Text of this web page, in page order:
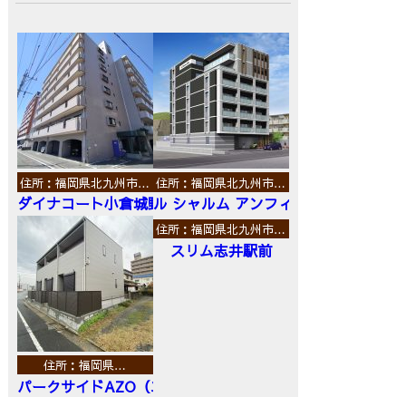
住所：福岡県北九州市…
ダイナコート小倉城野
住所：福岡県北九州市…
ル シャルム アンフィニ
住所：福岡県…
パークサイドAZO（エーゼットオー）
住所：福岡県北九州市…
スリム志井駅前